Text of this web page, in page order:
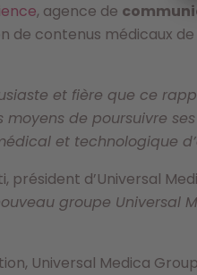
, agence de
de contenus médicaux
et fière que ce
moyens de poursuivre
et technologique
président d’Universal
groupe Universal
Universal Medica